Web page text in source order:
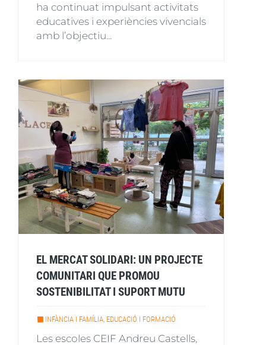
ha continuat impulsant activitats
educatives i experiències vivencials
amb l’objectiu...
EL MERCAT SOLIDARI: UN PROJECTE
COMUNITARI QUE PROMOU
SOSTENIBILITAT I SUPORT MUTU
INFÀNCIA I FAMÍLIA, EDUCACIÓ I FORMACIÓ
Les escoles CEIF Andreu Castells,